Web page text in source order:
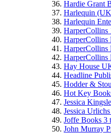
Hardie Grant
Harlequin
Harlequin
HarperCollins
HarperCollins
HarperCollins
HarperCollins
Hay House
Headline
Hodder &
Hot Key
Jessica
Jessica Urlichs
Joffe Books 3
John Murray